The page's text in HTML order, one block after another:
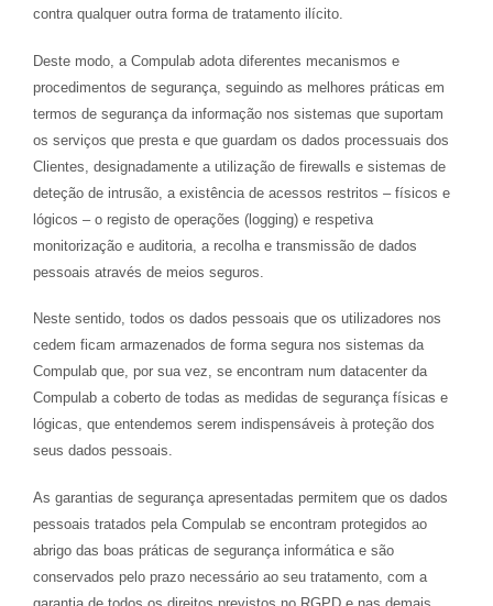
contra qualquer outra forma de tratamento ilícito.
Deste modo, a Compulab adota diferentes mecanismos e
procedimentos de segurança, seguindo as melhores práticas em
termos de segurança da informação nos sistemas que suportam
os serviços que presta e que guardam os dados processuais dos
Clientes, designadamente a utilização de firewalls e sistemas de
deteção de intrusão, a existência de acessos restritos – físicos e
lógicos – o registo de operações (logging) e respetiva
monitorização e auditoria, a recolha e transmissão de dados
pessoais através de meios seguros.
Neste sentido, todos os dados pessoais que os utilizadores nos
cedem ficam armazenados de forma segura nos sistemas da
Compulab que, por sua vez, se encontram num datacenter da
Compulab a coberto de todas as medidas de segurança físicas e
lógicas, que entendemos serem indispensáveis à proteção dos
seus dados pessoais.
As garantias de segurança apresentadas permitem que os dados
pessoais tratados pela Compulab se encontram protegidos ao
abrigo das boas práticas de segurança informática e são
conservados pelo prazo necessário ao seu tratamento, com a